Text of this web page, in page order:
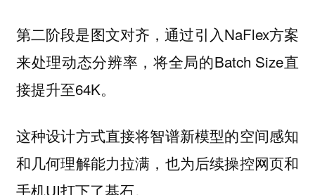
第二阶段是图文对齐，通过引入NaFlex方案
来处理动态分辨率，将全局的Batch Size直
接提升至64K。
这种设计方式直接将智谱新模型的空间感知
和几何理解能力拉满，也为后续操控网页和
手机UI打下了基石。